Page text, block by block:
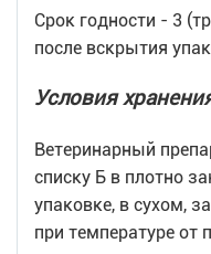
Срок годности - 3
после вскрытия
Условия
Ветеринарный
списку Б в плотно
упаковке, в сухом,
при температуре от